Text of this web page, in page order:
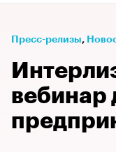
Пресс-релизы⁠,
вебинар